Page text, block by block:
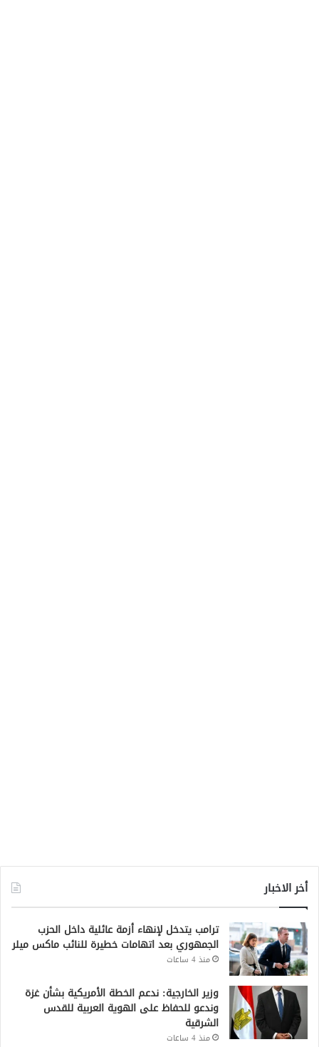
أخر الاخبار
ترامب يتدخل لإنهاء أزمة عائلية داخل الحزب
الجمهوري بعد اتهامات خطيرة للنائب ماكس ميلر
منذ 4 ساعات
وزير الخارجية: ندعم الخطة الأمريكية بشأن غزة
وندعو للحفاظ على الهوية العربية للقدس
الشرقية
منذ 4 ساعات